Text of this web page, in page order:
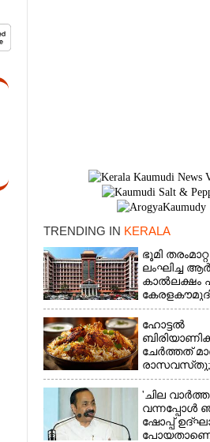
TRENDING IN KERALA
ഭൂമി
ലംഘിച്ച
കാൽലക്ഷം
പ്രശംസ
ഹോട്ടൽ
ചേർത്തത്
രാസവസ്‌തു;
യൂണിറ്റിൽ
കുപ്പിച്ചില്ലും
'ചില
വന്നപ്പോൾ
ഷോപ്പ്
×